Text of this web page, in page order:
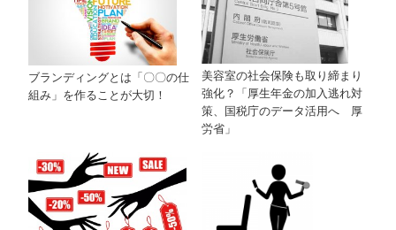
ブランディングとは「〇〇の仕
組み」を作ることが大切！
美容室の社会保険も取り締まり
強化？「厚生年金の加入逃れ対
策、国税庁のデータ活用へ 厚
労省」